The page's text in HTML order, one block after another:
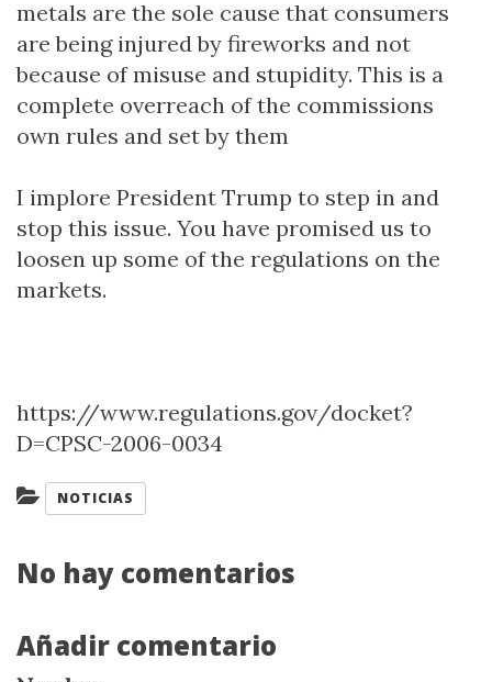
metals are the sole cause that consumers
are being injured by fireworks and not
because of misuse and stupidity. This is a
complete overreach of the commissions
own rules and set by them
I implore President Trump to step in and
stop this issue. You have promised us to
loosen up some of the regulations on the
markets.
https://www.regulations.gov/docket?
D=CPSC-2006-0034
Categorías:
NOTICIAS
No hay comentarios
Añadir comentario